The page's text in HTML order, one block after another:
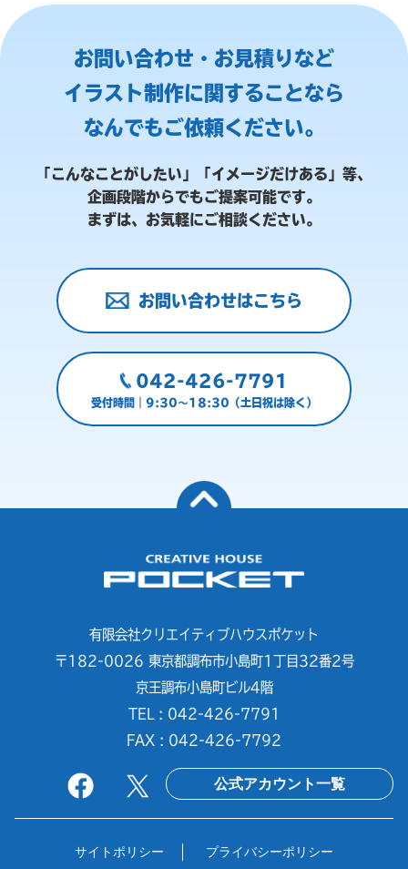
お問い合わせ・お見積りなど
イラスト制作に関することなら
なんでもご依頼ください。
「こんなことがしたい」「イメージだけある」等、
企画段階からでもご提案可能です。
まずは、お気軽にご相談ください。
お問い合わせはこちら
042-426-7791
受付時間｜9:30～18:30（土日祝は除く）
有限会社クリエイティブハウスポケット
〒182-0026 東京都調布市小島町1丁目32番2号
京王調布小島町ビル4階
TEL : 042-426-7791
FAX : 042-426-7792
公式アカウント一覧
サイトポリシー プライバシーポリシー